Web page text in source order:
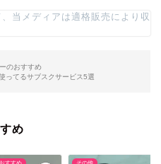
当メディアは適格販売により収
のおすすめ
ってるサブスクサービス5選
め